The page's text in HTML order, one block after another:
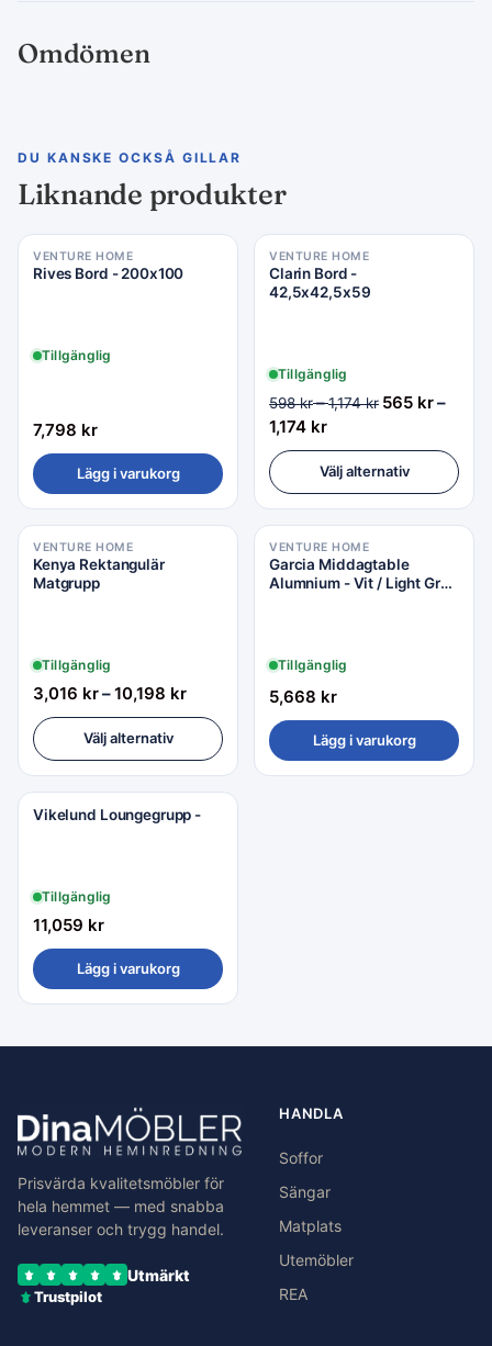
Omdömen
DU KANSKE OCKSÅ GILLAR
Liknande produkter
VENTURE HOME
Rives Bord - 200x100
Tillgänglig
7,798 kr
Lägg i varukorg
VENTURE HOME
Clarin Bord -
42,5x42,5x59
Tillgänglig
598kr–1,174kr 565 kr–
1,174 kr
Välj alternativ
VENTURE HOME
Kenya Rektangulär
Matgrupp
Tillgänglig
3,016 kr–10,198 kr
Välj alternativ
VENTURE HOME
Garcia Middagtable
Alumnium - Vit / Light Grey
Tillgänglig
5,668 kr
Lägg i varukorg
Vikelund Loungegrupp -
Tillgänglig
11,059 kr
Lägg i varukorg
Prisvärda kvalitetsmöbler för
hela hemmet — med snabba
leveranser och trygg handel.
Utmärkt
Trustpilot
HANDLA
Soffor
Sängar
Matplats
Utemöbler
REA